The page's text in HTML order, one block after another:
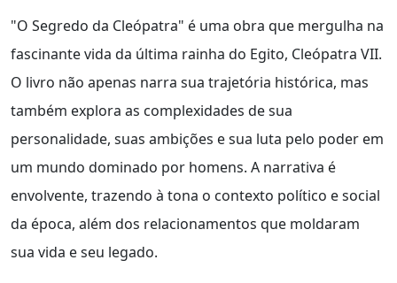
"O Segredo da Cleópatra" é uma obra que mergulha na
fascinante vida da última rainha do Egito, Cleópatra VII.
O livro não apenas narra sua trajetória histórica, mas
também explora as complexidades de sua
personalidade, suas ambições e sua luta pelo poder em
um mundo dominado por homens. A narrativa é
envolvente, trazendo à tona o contexto político e social
da época, além dos relacionamentos que moldaram
sua vida e seu legado.